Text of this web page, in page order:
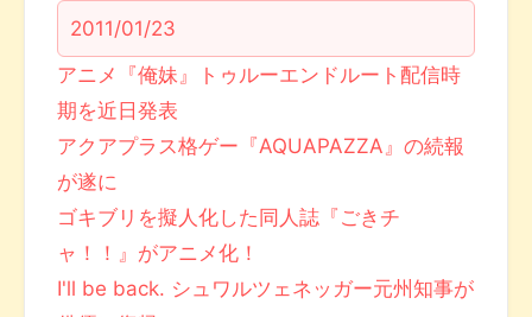
2011/01/23
アニメ『俺妹』トゥルーエンドルート配信時
期を近日発表
アクアプラス格ゲー『AQUAPAZZA』の続報
が遂に
ゴキブリを擬人化した同人誌『ごきチ
ャ！！』がアニメ化！
I'll be back. シュワルツェネッガー元州知事が